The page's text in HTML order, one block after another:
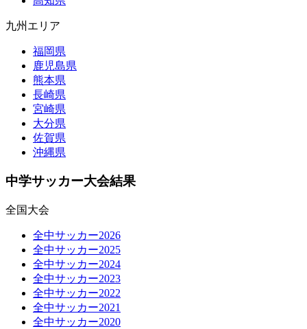
九州エリア
福岡県
鹿児島県
熊本県
長崎県
宮崎県
大分県
佐賀県
沖縄県
中学サッカー大会結果
全国大会
全中サッカー2026
全中サッカー2025
全中サッカー2024
全中サッカー2023
全中サッカー2022
全中サッカー2021
全中サッカー2020